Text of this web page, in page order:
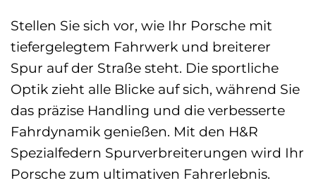
Stellen Sie sich vor, wie Ihr Porsche mit
tiefergelegtem Fahrwerk und breiterer
Spur auf der Straße steht. Die sportliche
Optik zieht alle Blicke auf sich, während Sie
das präzise Handling und die verbesserte
Fahrdynamik genießen. Mit den H&R
Spezialfedern Spurverbreiterungen wird Ihr
Porsche zum ultimativen Fahrerlebnis.